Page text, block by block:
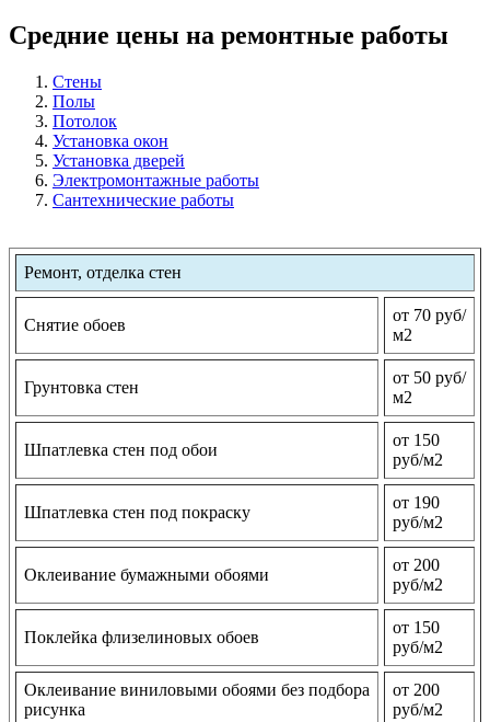
Средние цены на ремонтные работы
Стены
Полы
Потолок
Установка окон
Установка дверей
Электромонтажные работы
Сантехнические работы
Ремонт, отделка стен
Снятие обоев
от 70 руб/
м2
Грунтовка стен
от 50 руб/
м2
Шпатлевка стен под обои
от 150
руб/м2
Шпатлевка стен под покраску
от 190
руб/м2
Оклеивание бумажными обоями
от 200
руб/м2
Поклейка флизелиновых обоев
от 150
руб/м2
Оклеивание виниловыми обоями без подбора
рисунка
от 200
руб/м2